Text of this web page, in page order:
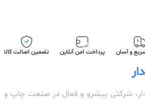
و آسان پرداخت امن آنلاین تضمین اصالت کالا
شرکتی پیشرو و فعال در صنعت چاپ و